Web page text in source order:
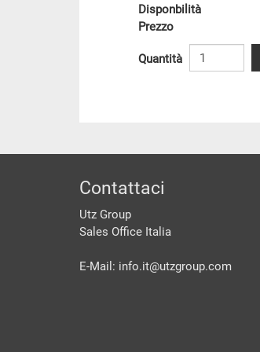
Disponbilità
Prezzo
Quantità
piè di pagine
Contattaci
Utz Group
Sales Office Italia
E-Mail: info.it@utzgroup.com